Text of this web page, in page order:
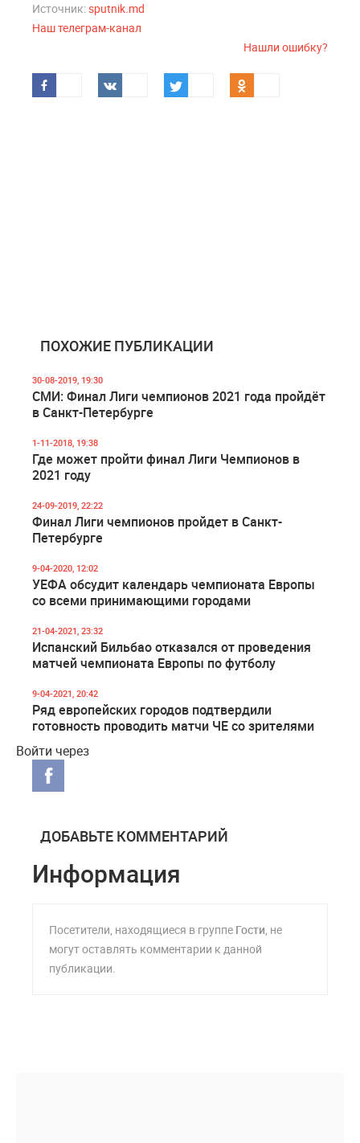
Источник:sputnik.md
Наш телеграм-канал
Нашли ошибку?
ПОХОЖИЕ ПУБЛИКАЦИИ
30-08-2019, 19:30
СМИ: Финал Лиги чемпионов 2021 года пройдёт
в Санкт-Петербурге
1-11-2018, 19:38
Где может пройти финал Лиги Чемпионов в
2021 году
24-09-2019, 22:22
Финал Лиги чемпионов пройдет в Санкт-
Петербурге
9-04-2020, 12:02
УЕФА обсудит календарь чемпионата Европы
со всеми принимающими городами
21-04-2021, 23:32
Испанский Бильбао отказался от проведения
матчей чемпионата Европы по футболу
9-04-2021, 20:42
Ряд европейских городов подтвердили
готовность проводить матчи ЧЕ со зрителями
Войти через
ДОБАВЬТЕ КОММЕНТАРИЙ
Информация
Посетители, находящиеся в группе Гости, не
могут оставлять комментарии к данной
публикации.